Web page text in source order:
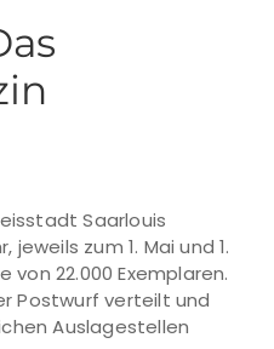
Saarlouis
zum 1. Mai und 1.
von 22.000 Exemplaren.
Postwurf verteilt und
Auslagestellen